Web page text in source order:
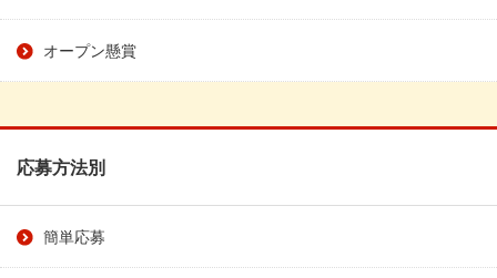
オープン懸賞
応募方法別
簡単応募